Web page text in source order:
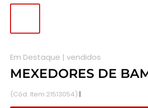
Em Destaque | vendidos
MEXEDORES DE
(Cód. Item 21513054) |